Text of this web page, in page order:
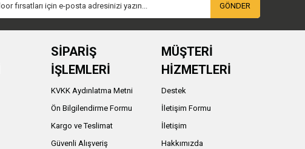
GÖNDER
SİPARİŞ
İŞLEMLERİ
KVKK Aydınlatma Metni
Ön Bilgilendirme Formu
Kargo ve Teslimat
Güvenli Alışveriş
MÜŞTERİ
HİZMETLERİ
Destek
İletişim Formu
İletişim
Hakkımızda